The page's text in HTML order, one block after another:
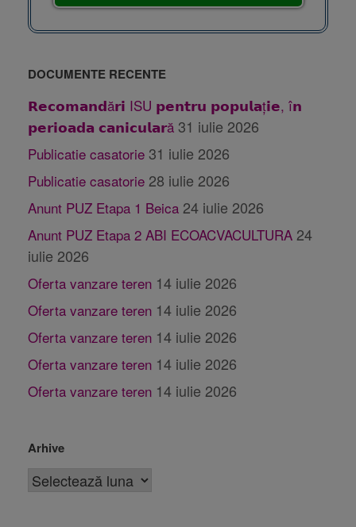
DOCUMENTE RECENTE
𝗥𝗲𝗰𝗼𝗺𝗮𝗻𝗱ă𝗿𝗶 ISU 𝗽𝗲𝗻𝘁𝗿𝘂 𝗽𝗼𝗽𝘂𝗹𝗮ț𝗶𝗲, î𝗻
𝗽𝗲𝗿𝗶𝗼𝗮𝗱𝗮 𝗰𝗮𝗻𝗶𝗰𝘂𝗹𝗮𝗿ă 31 iulie 2026
Publicatie casatorie 31 iulie 2026
Publicatie casatorie 28 iulie 2026
Anunt PUZ Etapa 1 Beica 24 iulie 2026
Anunt PUZ Etapa 2 ABI ECOACVACULTURA 24
iulie 2026
Oferta vanzare teren 14 iulie 2026
Oferta vanzare teren 14 iulie 2026
Oferta vanzare teren 14 iulie 2026
Oferta vanzare teren 14 iulie 2026
Oferta vanzare teren 14 iulie 2026
Arhive